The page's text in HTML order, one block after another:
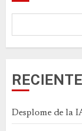
Desplome de la